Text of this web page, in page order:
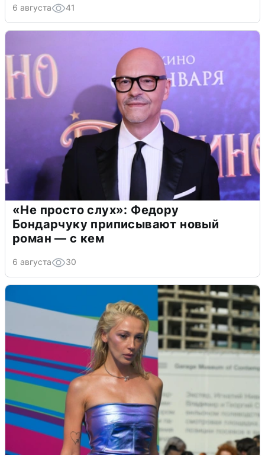
6 августа 41
«Не просто слух»: Федору
Бондарчуку приписывают новый
роман — с кем
6 августа 30